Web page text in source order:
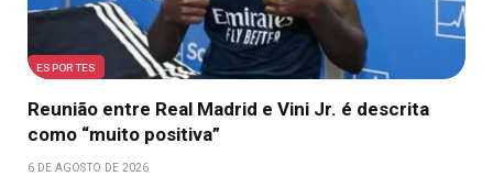
ESPORTES
Reunião entre Real Madrid e Vini Jr. é descrita
como “muito positiva”
6 DE AGOSTO DE 2026